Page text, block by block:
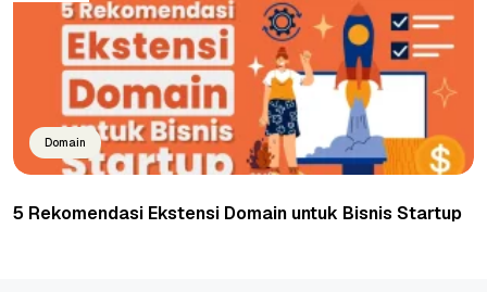
Domain
5 Rekomendasi Ekstensi Domain untuk Bisnis Startup